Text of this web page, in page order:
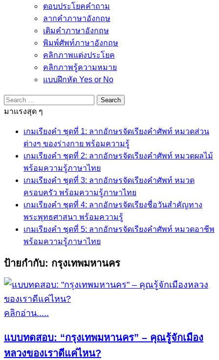
ตอบประโยคคำถาม
ลากคำภาษาอังกฤษ
เติมคำภาษาอังกฤษ
พิมพ์ศัพท์ภาษาอังกฤษ
คลิกภาพแต่งประโยค
คลิกภาพรู้ความหมาย
แบบฝึกหัด Yes or No
Search
for:
มาแรงสุด ๆ
เกมเรียงคำ ชุดที่ 1: ลากอักษรจัดเรียงคำศัพท์ หมวดส่วน
ต่างๆ ของร่างกาย พร้อมความรู้
เกมเรียงคำ ชุดที่ 2: ลากอักษรจัดเรียงคำศัพท์ หมวดผลไม้
พร้อมความรู้ภาษาไทย
เกมเรียงคำ ชุดที่ 3: ลากอักษรจัดเรียงคำศัพท์ หมวด
ครอบครัว พร้อมความรู้ภาษาไทย
เกมเรียงคำ ชุดที่ 4: ลากอักษรจัดเรียงชื่อวันสำคัญทาง
พระพุทธศาสนา พร้อมความรู้
เกมเรียงคำ ชุดที่ 5: ลากอักษรจัดเรียงคำศัพท์ หมวดอาชีพ
พร้อมความรู้ภาษาไทย
ป้ายกำกับ: กรุงเทพมหานคร
คลิกอ่าน.....
แบบทดสอบ: “กรุงเทพมหานคร” – คุณรู้จักเมือง
หลวงของเราดีแค่ไหน?